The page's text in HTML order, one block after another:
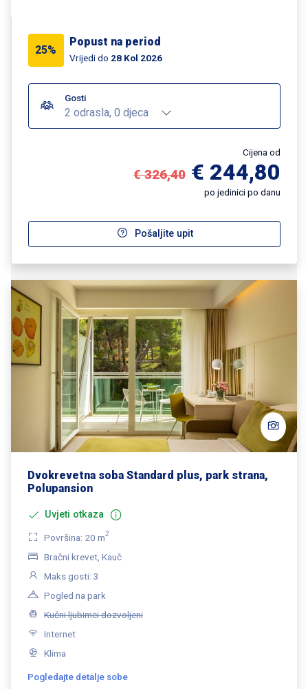
25%
Popust na period
Vrijedi do 28 Kol 2026
Gosti
2 odrasla, 0 djeca
Cijena od
€ 326,40 € 244,80
po jedinici po danu
Pošaljite upit
Dvokrevetna soba Standard plus, park strana,
Polupansion
Uvjeti otkaza
Površina: 20 m2
Bračni krevet, Kauč
Maks gosti: 3
Pogled na park
Kućni ljubimci dozvoljeni
Internet
Klima
Pogledajte detalje sobe